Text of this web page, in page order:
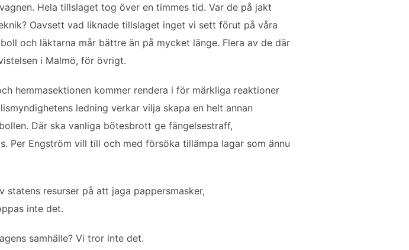
Hela tillslaget tog över en timmes tid. Var de på jakt
Oavsett vad liknade tillslaget inget vi sett förut på våra
och läktarna mår bättre än på mycket länge. Flera av de där
i Malmö, för övrigt.
hemmasektionen kommer rendera i för märkliga reaktioner
ledning verkar vilja skapa en helt annan
Där ska vanliga bötesbrott ge fängelsestraff,
Per Engström vill till och med försöka tillämpa lagar som ännu
resurser på att jaga pappersmasker,
inte det.
samhälle? Vi tror inte det.